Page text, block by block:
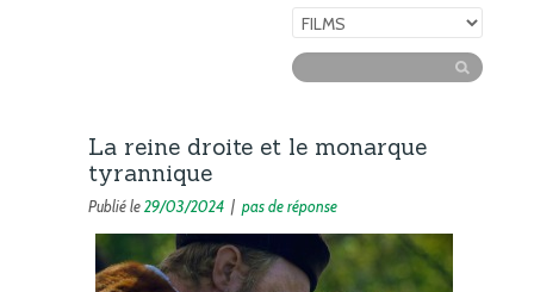
La reine droite et le monarque
tyrannique
Publié le29/03/2024 | pas de réponse